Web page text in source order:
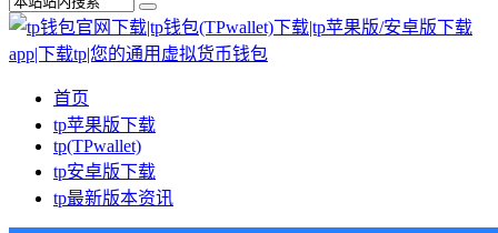
首页
tp苹果版下载
tp(TPwallet)
tp安卓版下载
tp最新版本资讯